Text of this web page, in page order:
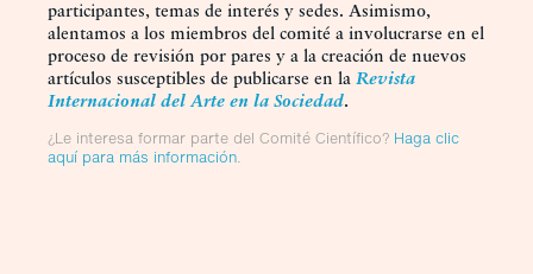
participantes, temas de interés y sedes. Asimismo,
alentamos a los miembros del comité a involucrarse en el
proceso de revisión por pares y a la creación de nuevos
artículos susceptibles de publicarse en la Revista
Internacional del Arte en la Sociedad.
¿Le interesa formar parte del Comité Científico? Haga clic
aquí para más información.